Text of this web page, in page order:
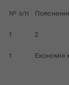
№ з/п
1 2
1 Економія